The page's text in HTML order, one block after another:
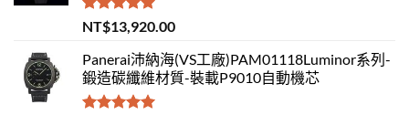
評分5.00
滿分 5
NT$13,920.00
Panerai沛納海(VS工廠)PAM01118Luminor系列-
鍛造碳纖維材質-裝載P9010自動機芯